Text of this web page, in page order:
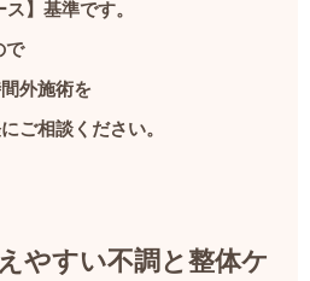
】基準です。
で
外施術を
相談ください。
やすい不調と整体ケ